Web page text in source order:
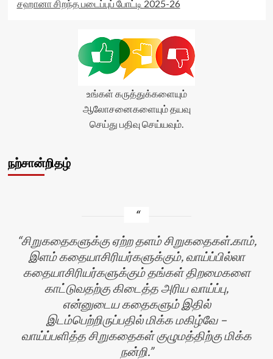
சஹானா சிறந்த படைப்புப் போட்டி 2025-26
உங்கள் கருத்துக்களையும்
ஆலோசனைகளையும் தயவு
செய்து பதிவு செய்யவும்.
நற்சான்றிதழ்
சிறுகதைகளுக்கு ஏற்ற தளம் சிறுகதைகள்.காம்,
இளம் கதையாசிரியர்களுக்கும், வாய்ப்பில்லா
கதையாசிரியர்களுக்கும் தங்கள் திறமைகளை
காட்டுவதற்கு கிடைத்த அரிய வாய்ப்பு,
என்னுடைய கதைகளும் இதில்
இடம்பெற்றிருப்பதில் மிக்க மகிழ்வே –
வாய்ப்பளித்த சிறுகதைகள் குழுமத்திற்கு மிக்க
நன்றி.